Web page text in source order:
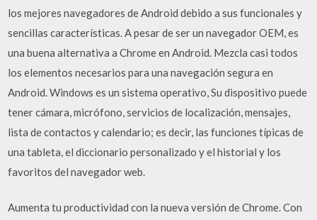
los mejores navegadores de Android debido a sus funcionales y
sencillas características. A pesar de ser un navegador OEM, es
una buena alternativa a Chrome en Android. Mezcla casi todos
los elementos necesarios para una navegación segura en
Android. Windows es un sistema operativo, Su dispositivo puede
tener cámara, micrófono, servicios de localización, mensajes,
lista de contactos y calendario; es decir, las funciones típicas de
una tableta, el diccionario personalizado y el historial y los
favoritos del navegador web.
Aumenta tu productividad con la nueva versión de Chrome. Con